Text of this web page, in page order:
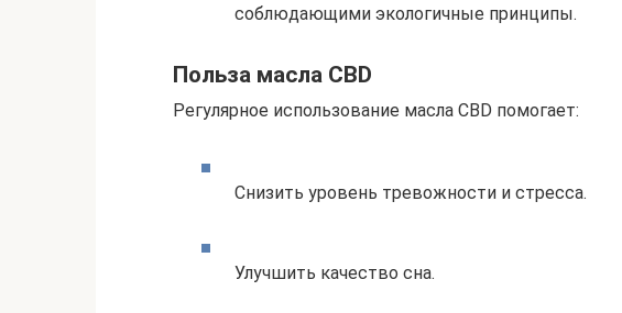
соблюдающими экологичные принципы.
Польза масла CBD
Регулярное использование масла CBD помогает:
Снизить уровень тревожности и стресса.
Улучшить качество сна.